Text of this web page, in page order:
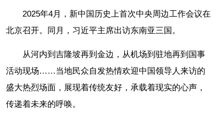
2025年4月，新中国历史上首次中央周边工作会议在
北京召开。同月，习近平主席出访东南亚三国。
从河内到吉隆坡再到金边，从机场到驻地再到国事
活动现场……当地民众自发热情欢迎中国领导人来访的
盛大热烈场面，展现着传统友好，承载着现实的心声，
传递着未来的呼唤。